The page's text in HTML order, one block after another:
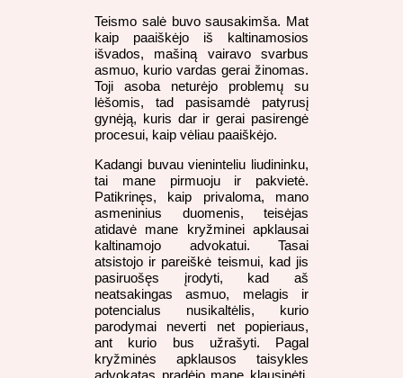
Teismo salė buvo sausakimša. Mat
kaip paaiškėjo iš kaltinamosios
išvados, mašiną vairavo svarbus
asmuo, kurio vardas gerai žinomas.
Toji asoba neturėjo problemų su
lėšomis, tad pasisamdė patyrusį
gynėją, kuris dar ir gerai pasirengė
procesui, kaip vėliau paaiškėjo.
Kadangi buvau vieninteliu liudininku,
tai mane pirmuoju ir pakvietė.
Patikrinęs, kaip privaloma, mano
asmeninius duomenis, teisėjas
atidavė mane kryžminei apklausai
kaltinamojo advokatui. Tasai
atsistojo ir pareiškė teismui, kad jis
pasiruošęs įrodyti, kad aš
neatsakingas asmuo, melagis ir
potencialus nusikaltėlis, kurio
parodymai neverti net popieriaus,
ant kurio bus užrašyti. Pagal
kryžminės apklausos taisykles